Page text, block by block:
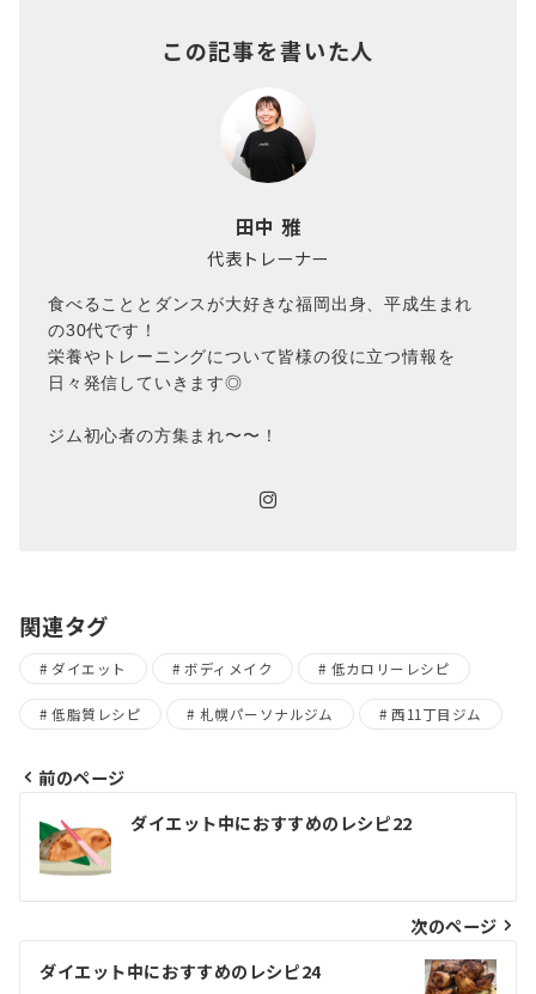
この記事を書いた人
田中 雅
代表トレーナー
食べることとダンスが大好きな福岡出身、平成生まれ
の30代です！
栄養やトレーニングについて皆様の役に立つ情報を
日々発信していきます◎
ジム初心者の方集まれ〜〜！
関連タグ
ダイエット ボディメイク 低カロリーレシピ
低脂質レシピ 札幌パーソナルジム 西11丁目ジム
投
稿
ナ
ビ
ゲ
前のページ
ダイエット中におすすめのレシピ22
次のページ
ダイエット中におすすめのレシピ24